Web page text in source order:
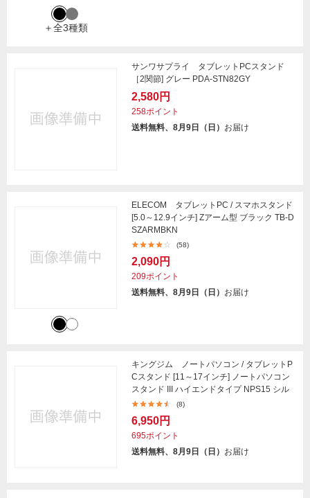
＋全3種類
サンワサプライ タブレットPCスタンド
［2関節] グレー PDA-STN82GY
2,580円
258ポイント
送料無料、8月9日（日） お届け
ELECOM タブレットPC / スマホスタンド
[5.0～12.9インチ] Zアーム型 ブラック TB-D
SZARMBKN
(58)
2,090円
209ポイント
送料無料、8月9日（日） お届け
キングジム ノートパソコン / タブレットP
Cスタンド [11～17インチ] ノートパソコン
スタンド III ハイエンドタイプ NPS15 シル
(8)
6,950円
695ポイント
送料無料、8月9日（日） お届け